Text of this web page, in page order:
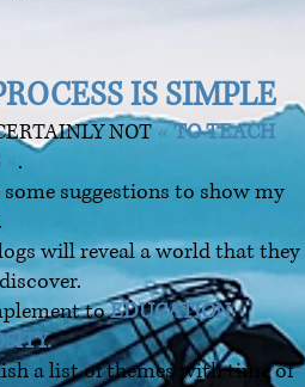
IS SIMPLE
NOT«TO TEACH
».
suggestions to show my
will reveal a world that they
toEDUCATION
a list of themes with time of